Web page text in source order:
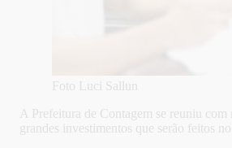
Foto Luci Sallun
A Prefeitura de Contagem se reuniu
grandes investimentos que serão feitos